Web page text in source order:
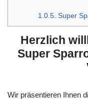
1.0.5. Super
Herzlich
Super
Wir präsentieren Ihnen